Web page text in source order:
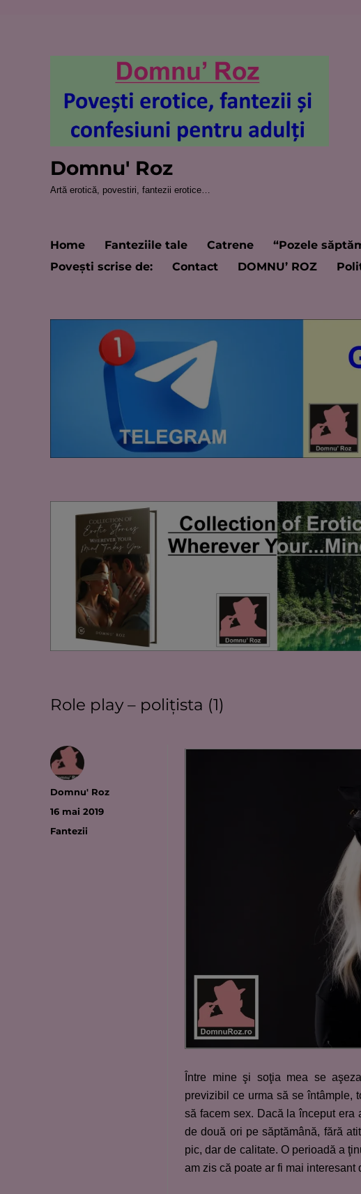
Domnu' Roz
Artă erotică, povestiri, fantezii erotice…
Home Fanteziile tale Catrene “Pozele
Poveşti scrise de:
Contact DOMNU’ ROZ
Role play – poliţista (1)
Între mine şi soţia mea se
previzibil ce urma să se întâmple,
să facem sex. Dacă la început era
de două ori pe săptămână, fără
pic, dar de calitate. O perioadă a
am zis că poate ar fi mai
Autor
Domnu' Roz
Publicat
16 mai 2019
Categorii
Fantezii